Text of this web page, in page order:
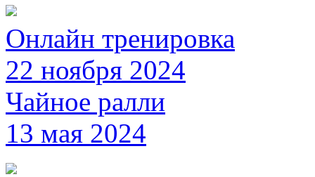
Онлайн тренировка
22 ноября 2024
Чайное ралли
13 мая 2024